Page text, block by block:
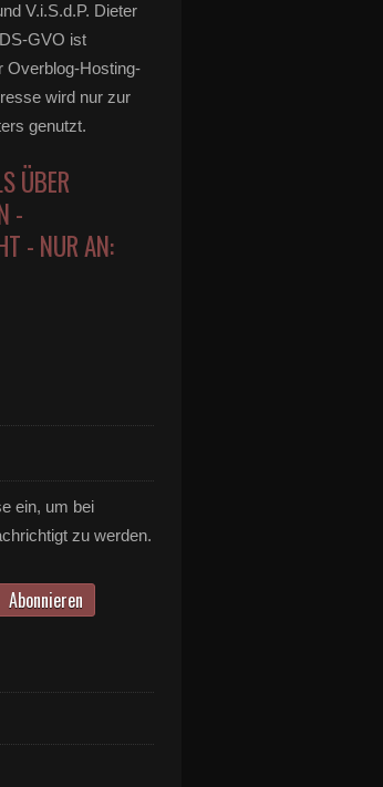
des VCC in den
V.i.S.d.P. Dieter
GVO ist
Overblog-Hosting-
wird nur zur
genutzt.
ÜBER
-
- NUR AN:
ein, um bei
zu werden.